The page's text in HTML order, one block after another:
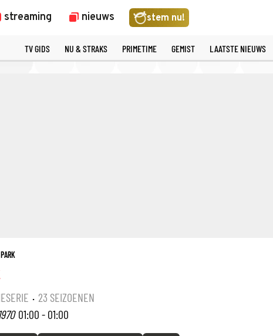
streaming nieuws stem nu!
TV GIDS NU & STRAKS PRIMETIME GEMIST LAATSTE NIEUWS
· 23 SEIZOENEN
01:00 - 01:00